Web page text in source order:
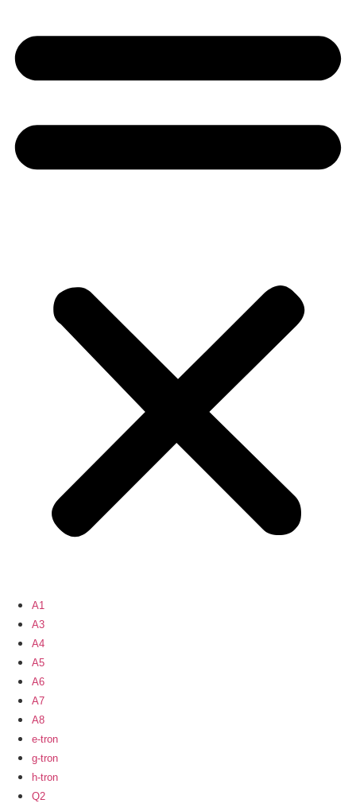
A1
A3
A4
A5
A6
A7
A8
e-tron
g-tron
h-tron
Q2